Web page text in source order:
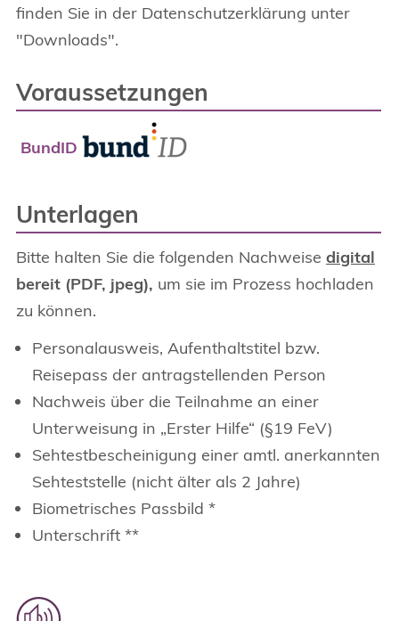
finden Sie in der Datenschutzerklärung unter
"Downloads".
Voraussetzungen
BundID
Unterlagen
Bitte halten Sie die folgenden Nachweise digital
bereit (PDF, jpeg), um sie im Prozess hochladen
zu können.
Personalausweis, Aufenthaltstitel bzw.
Reisepass der antragstellenden Person
Nachweis über die Teilnahme an einer
Unterweisung in „Erster Hilfe“ (§19 FeV)
Sehtestbescheinigung einer amtl. anerkannten
Sehteststelle (nicht älter als 2 Jahre)
Biometrisches Passbild *
Unterschrift **